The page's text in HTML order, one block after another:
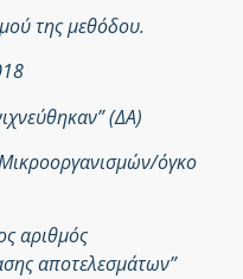
της μεθόδου.
(ΔΑ)
όγκο
αριθμός
αποτελεσμάτων”